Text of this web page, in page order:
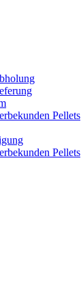
Pellets
Pellets